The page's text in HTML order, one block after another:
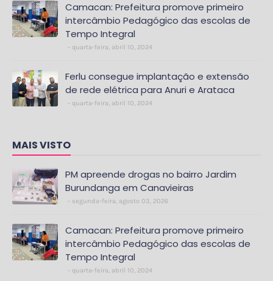
Camacan: Prefeitura promove primeiro
intercâmbio Pedagógico das escolas de
Tempo Integral
quarta-feira, abril 10, 2024
Ferlu consegue implantação e extensão
de rede elétrica para Anuri e Arataca
quarta-feira, abril 10, 2024
MAIS VISTO
PM apreende drogas no bairro Jardim
Burundanga em Canavieiras
segunda-feira, agosto 03, 2026
Camacan: Prefeitura promove primeiro
intercâmbio Pedagógico das escolas de
Tempo Integral
quarta-feira, abril 10, 2024